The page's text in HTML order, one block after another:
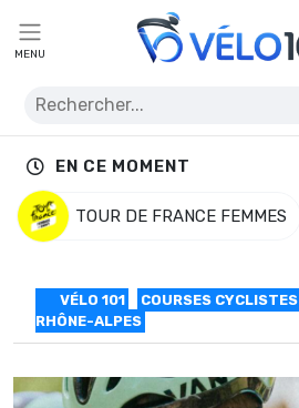
MENU
EN CE MOMENT
TOUR DE FRANCE FEMMES
VÉLO 101 COURSES CYCLISTES
RHÔNE-ALPES